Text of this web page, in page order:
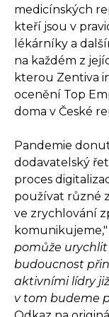
medicínských
kteří jsou v
lékárníky a
na každém z
kterou Zentiva
ocenění Top
doma v České
Pandemie
dodavatelský
proces
používat různé
ve zrychlování
pomůže urychlit
budoucnost
aktivními lídry
v tom budeme